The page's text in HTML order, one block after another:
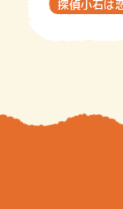
探偵小石は